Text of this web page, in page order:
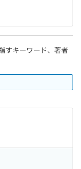
すキーワード、著者